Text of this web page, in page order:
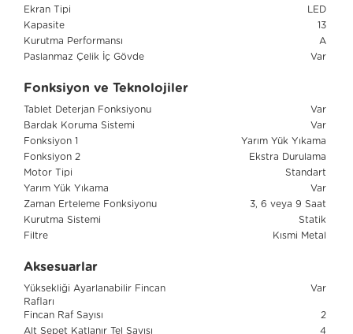
Ekran Tipi
LED
Kapasite
13
Kurutma Performansı
A
Paslanmaz Çelik İç Gövde
Var
Fonksiyon ve Teknolojiler
Tablet Deterjan Fonksiyonu
Var
Bardak Koruma Sistemi
Var
Fonksiyon 1
Yarım Yük Yıkama
Fonksiyon 2
Ekstra Durulama
Motor Tipi
Standart
Yarım Yük Yıkama
Var
Zaman Erteleme Fonksiyonu
3, 6 veya 9 Saat
Kurutma Sistemi
Statik
Filtre
Kısmi Metal
Aksesuarlar
Yüksekliği Ayarlanabilir Fincan
Rafları
Var
Fincan Raf Sayısı
2
Alt Sepet Katlanır Tel Sayısı
4